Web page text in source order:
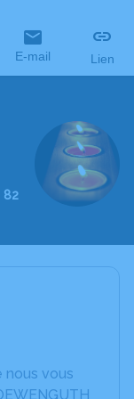
E-mail Lien
82
nous vous